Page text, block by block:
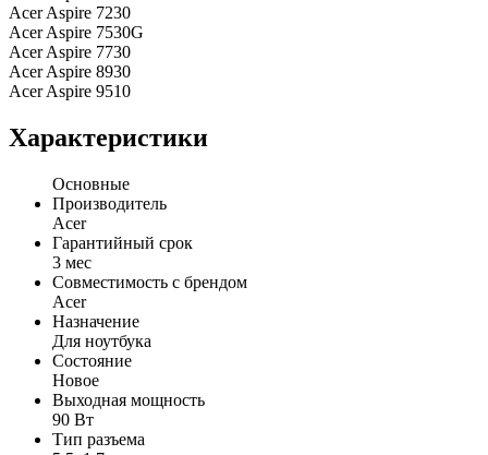
Acer Aspire 7230
Acer Aspire 7530G
Acer Aspire 7730
Acer Aspire 8930
Acer Aspire 9510
Характеристики
Основные
Производитель
Acer
Гарантийный срок
3 мес
Совместимость с брендом
Acer
Назначение
Для ноутбука
Состояние
Новое
Выходная мощность
90 Вт
Тип разъема